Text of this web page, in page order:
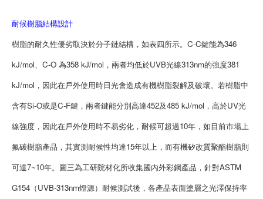
耐候樹脂結構設計
樹脂的耐久性優劣取決於分子鏈結構，如表四所示。C-C鍵能為346
kJ/mol、C-O 為358 kJ/mol，兩者均低於UVB光線313nm的強度381
kJ/mol，因此在戶外使用時日光會造成有機樹脂裂解及破壞。若樹脂中
含有Si-O或是C-F鍵，兩者鍵能分別高達452及485 kJ/mol，高於UV光
線強度，因此在戶外使用時不易劣化，耐候可超過10年，如目前市場上
氟碳樹脂產品，其實測耐候性均達15年以上，而有機矽改質聚酯樹脂則
可達7~10年。圖三為工研院材化所收集國內外彩鋼產品，針對ASTM
G154（UVB-313nm燈源）耐候測試後，各產品表面塗層之光澤保持率